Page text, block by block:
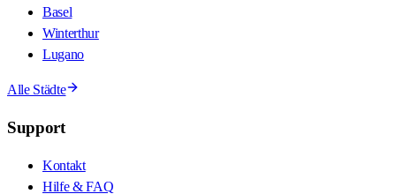
Basel
Winterthur
Lugano
Alle Städte
Support
Kontakt
Hilfe & FAQ